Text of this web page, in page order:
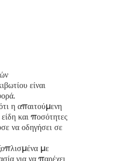
είναι
η απαιτούμενη
και ποσότητες
να οδηγήσει σε
με
για να παρέχει